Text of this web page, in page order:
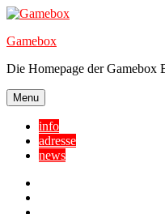
Skip
content
Gamebox
Die Homepage der Gamebox
Menu
info
adresse
news